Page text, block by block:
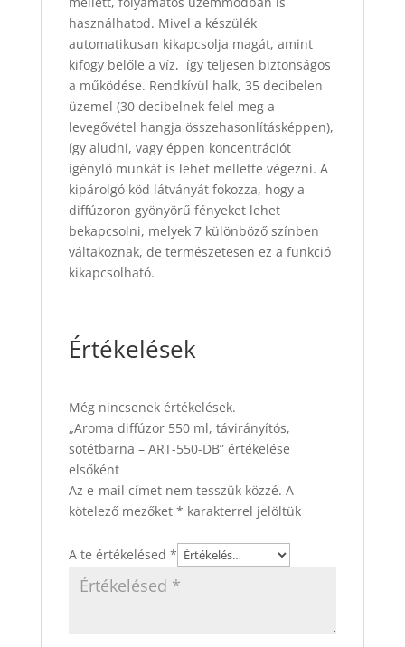
használhatod. Mivel a készülék
automatikusan kikapcsolja magát, amint
kifogy belőle a víz, így teljesen biztonságos
a működése. Rendkívül halk, 35 decibelen
üzemel (30 decibelnek felel meg a
levegővétel hangja összehasonlításképpen),
így aludni, vagy éppen koncentrációt
igénylő munkát is lehet mellette végezni. A
kipárolgó köd látványát fokozza, hogy a
diffúzoron gyönyörű fényeket lehet
bekapcsolni, melyek 7 különböző színben
váltakoznak, de természetesen ez a funkció
kikapcsolható.
Értékelések
Még nincsenek értékelések.
„Aroma diffúzor 550 ml, távirányítós,
sötétbarna – ART-550-DB” értékelése
elsőként
Az e-mail címet nem tesszük közzé. A
kötelező mezőket * karakterrel jelöltük
A te értékelésed *